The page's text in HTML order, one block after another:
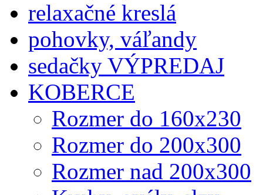
relaxačné kreslá
pohovky, váľandy
sedačky VÝPREDAJ
KOBERCE
Rozmer do 160x230
Rozmer do 200x300
Rozmer nad 200x300